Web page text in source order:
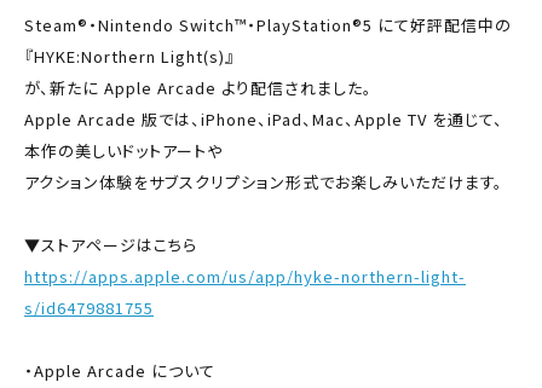
Steam®・Nintendo Switch™・PlayStation®5 にて好評配信中の
『HYKE:Northern Light(s)』
が、新たに Apple Arcade より配信されました。
Apple Arcade 版では、iPhone、iPad、Mac、Apple TV を通じて、
本作の美しいドットアートや
アクション体験をサブスクリプション形式でお楽しみいただけます。
▼ストアページはこちら
https://apps.apple.com/us/app/hyke-northern-light-
s/id6479881755
・Apple Arcade について